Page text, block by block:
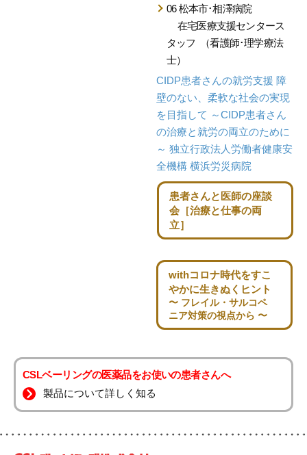
06 松本市･相澤病院
在宅医療支援センタース
タッフ
（看護師･理学療法
士）
CIDP患者さんの就労支援 障
壁のない、柔軟な社会の実現
を目指して ～CIDP患者さん
の治療と就労の両立のために
～ 独立行政法人労働者健康安
全機構 横浜労災病院
患者さんと医師の座談
会［治療と仕事の両
立］
withコロナ時代をすこ
やかに生きぬくヒント
〜 フレイル・サルコペ
ニア対策の視点から 〜
CSLベーリングの医薬品をお使いの患者さんへ
製品について詳しく知る